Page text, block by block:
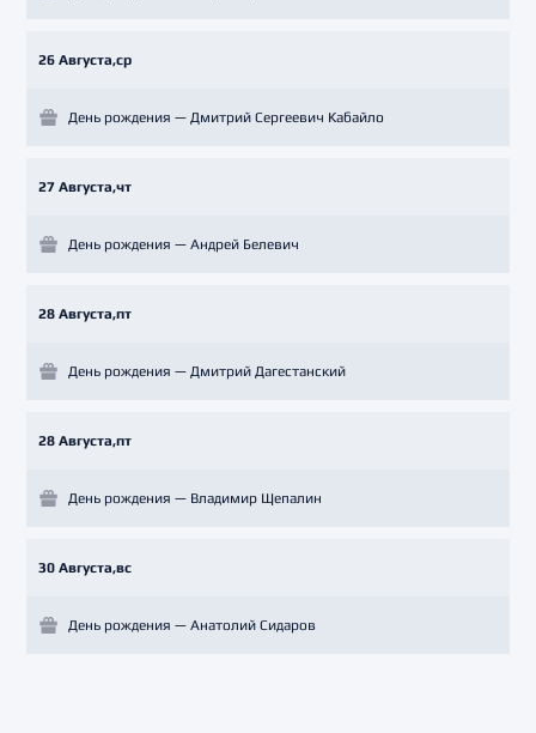
26 Августа,ср
День рождения — Дмитрий Сергеевич Кабайло
27 Августа,чт
День рождения — Андрей Белевич
28 Августа,пт
День рождения — Дмитрий Дагестанский
28 Августа,пт
День рождения — Владимир Щепалин
30 Августа,вс
День рождения — Анатолий Сидаров